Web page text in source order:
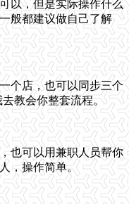
以，但是实际操作什么
般都建议做自己了解
个店，也可以同步三个
教会你整套流程。
也可以用兼职人员帮你
，操作简单。